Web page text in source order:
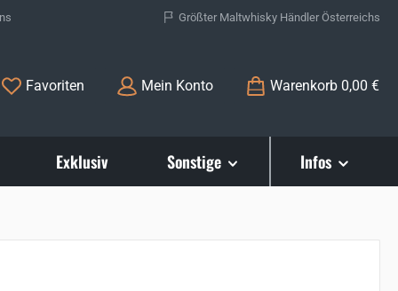
Größter Maltwhisky Händler Österreichs
Favoriten Du hast 0 Produkte auf dem Merkzettel
Mein Konto Warenkorb 0,00 €
Exklusiv Sonstige Infos